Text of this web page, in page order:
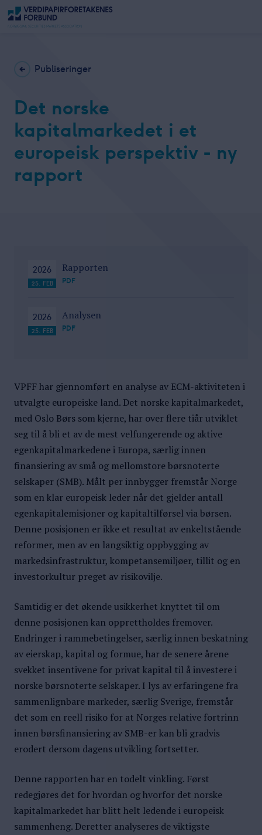
Publiseringer
Det norske
kapitalmarkedet i et
europeisk perspektiv - ny
rapport
25. FEB
2026 Rapporten
PDF
25. FEB
2026 Analysen
PDF
VPFF har gjennomført en analyse av ECM-aktiviteten i
utvalgte europeiske land. Det norske kapitalmarkedet,
med Oslo Børs som kjerne, har over flere tiår utviklet
seg til å bli et av de mest velfungerende og aktive
egenkapitalmarkedene i Europa, særlig innen
finansiering av små og mellomstore børsnoterte
selskaper (SMB). Målt per innbygger fremstår Norge
som en klar europeisk leder når det gjelder antall
egenkapitalemisjoner og kapitaltilførsel via børsen.
Denne posisjonen er ikke et resultat av enkeltstående
reformer, men av en langsiktig oppbygging av
markedsinfrastruktur, kompetansemiljøer, tillit og en
investorkultur preget av risikovilje.
Samtidig er det økende usikkerhet knyttet til om
denne posisjonen kan opprettholdes fremover.
Endringer i rammebetingelser, særlig innen beskatning
av eierskap, kapital og formue, har de senere årene
svekket insentivene for privat kapital til å investere i
norske børsnoterte selskaper. I lys av erfaringene fra
sammenlignbare markeder, særlig Sverige, fremstår
det som en reell risiko for at Norges relative fortrinn
innen børsfinansiering av SMB-er kan bli gradvis
erodert dersom dagens utvikling fortsetter.
Denne rapporten har en todelt vinkling. Først
redegjøres det for hvordan og hvorfor det norske
kapitalmarkedet har blitt helt ledende i europeisk
sammenheng. Deretter analyseres de viktigste